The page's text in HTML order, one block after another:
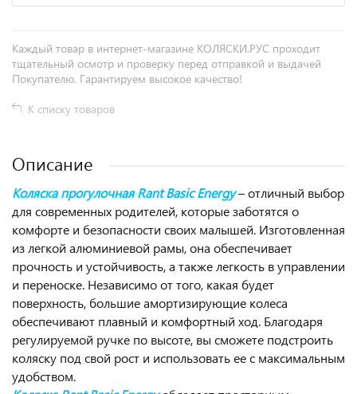
Каждый товар в интернет-магазине КОЛЯСКИ.РУС проходит
тщательный осмотр и проверку перед отправкой и выдачей
Покупателю. Гарантируем высокое качество!
К списку товаров
Описание
Коляска прогулочная Rant Basic Energy– отличный выбор
для современных родителей, которые заботятся о
комфорте и безопасности своих малышей. Изготовленная
из легкой алюминиевой рамы, она обеспечивает
прочность и устойчивость, а также легкость в управлении
и переноске. Независимо от того, какая будет
поверхность, большие амортизирующие колеса
обеспечивают плавный и комфортный ход. Благодаря
регулируемой ручке по высоте, вы сможете подстроить
коляску под свой рост и использовать ее с максимальным
удобством.